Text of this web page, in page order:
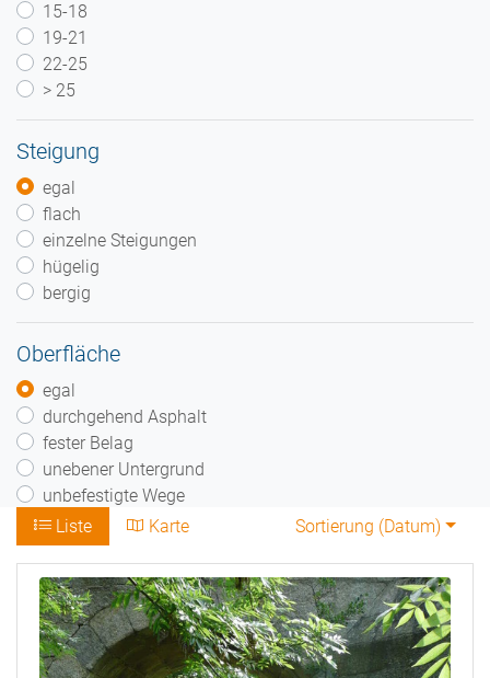
15-18
19-21
22-25
> 25
Steigung
egal
flach
einzelne Steigungen
hügelig
bergig
Oberfläche
egal
durchgehend Asphalt
fester Belag
unebener Untergrund
unbefestigte Wege
Liste
Karte Sortierung (Datum)